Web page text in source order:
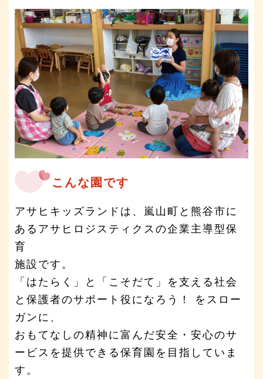
こんな園です
アサヒキッズランドは、嵐山町と熊谷市に
あるアサヒロジスティクスの企業主導型保
育
施設です。
「はたらく」と「こそだて」を支える社会
と保護者のサポート役になろう！ をスロー
ガンに、
おもてなしの精神に富んだ安全・安心のサ
ービスを提供できる保育園を目指していま
す。